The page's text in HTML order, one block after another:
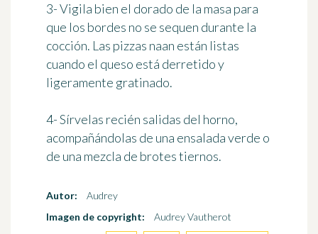
3- Vigila bien el dorado de la masa para
que los bordes no se sequen durante la
cocción. Las pizzas naan están listas
cuando el queso está derretido y
ligeramente gratinado.
4- Sírvelas recién salidas del horno,
acompañándolas de una ensalada verde o
de una mezcla de brotes tiernos.
Autor:
Audrey
Imagen de copyright:
Audrey Vautherot